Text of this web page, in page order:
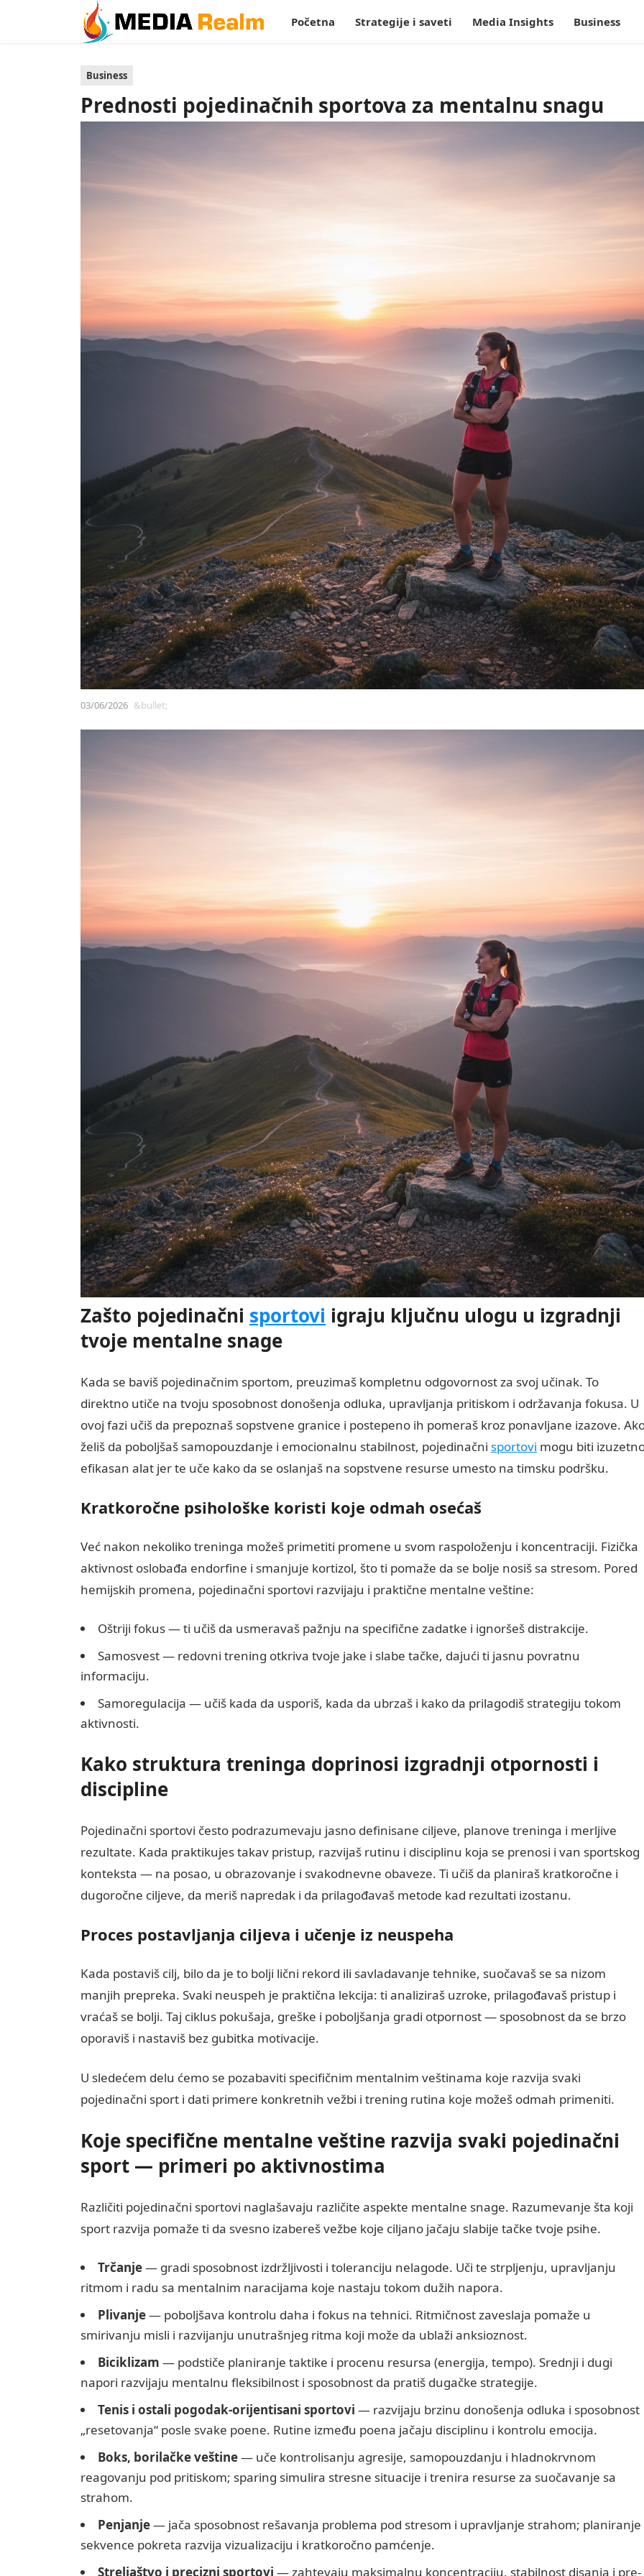
Početna Strategije i saveti Media Insights Business
Business
Prednosti pojedinačnih sportova za mentalnu snagu
03/06/2026 &bullet;
Zašto pojedinačni sportovi igraju ključnu ulogu u izgradnji
tvoje mentalne snage
Kada se baviš pojedinačnim sportom, preuzimaš kompletnu odgovornost za svoj učinak. To
direktno utiče na tvoju sposobnost donošenja odluka, upravljanja pritiskom i održavanja fokusa. U
ovoj fazi učiš da prepoznaš sopstvene granice i postepeno ih pomeraš kroz ponavljane izazove.
želiš da poboljšaš samopouzdanje i emocionalnu stabilnost, pojedinačni sportovi mogu biti
efikasan alat jer te uče kako da se oslanjaš na sopstvene resurse umesto na timsku podršku.
Kratkoročne psihološke koristi koje odmah osećaš
Već nakon nekoliko treninga možeš primetiti promene u svom raspoloženju i koncentraciji. Fizička
aktivnost oslobađa endorfine i smanjuje kortizol, što ti pomaže da se bolje nosiš sa stresom. Pored
hemijskih promena, pojedinačni sportovi razvijaju i praktične mentalne veštine:
Oštriji fokus — ti učiš da usmeravaš pažnju na specifične zadatke i ignoršeš distrakcije.
Samosvest — redovni trening otkriva tvoje jake i slabe tačke, dajući ti jasnu povratnu
informaciju.
Samoregulacija — učiš kada da usporiš, kada da ubrzaš i kako da prilagodiš strategiju tokom
aktivnosti.
Kako struktura treninga doprinosi izgradnji otpornosti i
discipline
Pojedinačni sportovi često podrazumevaju jasno definisane ciljeve, planove treninga i merljive
rezultate. Kada praktikujes takav pristup, razvijaš rutinu i disciplinu koja se prenosi i van sportskog
konteksta — na posao, u obrazovanje i svakodnevne obaveze. Ti učiš da planiraš kratkoročne i
dugoročne ciljeve, da meriš napredak i da prilagođavaš metode kad rezultati izostanu.
Proces postavljanja ciljeva i učenje iz neuspeha
Kada postaviš cilj, bilo da je to bolji lični rekord ili savladavanje tehnike, suočavaš se sa nizom
manjih prepreka. Svaki neuspeh je praktična lekcija: ti analiziraš uzroke, prilagođavaš pristup i
vraćaš se bolji. Taj ciklus pokušaja, greške i poboljšanja gradi otpornost — sposobnost da se brzo
oporaviš i nastaviš bez gubitka motivacije.
U sledećem delu ćemo se pozabaviti specifičnim mentalnim veštinama koje razvija svaki
pojedinačni sport i dati primere konkretnih vežbi i trening rutina koje možeš odmah primeniti.
Koje specifične mentalne veštine razvija svaki pojedinačni
sport — primeri po aktivnostima
Različiti pojedinačni sportovi naglašavaju različite aspekte mentalne snage. Razumevanje šta koji
sport razvija pomaže ti da svesno izabereš vežbe koje ciljano jačaju slabije tačke tvoje psihe.
Trčanje— gradi sposobnost izdržljivosti i toleranciju nelagode. Uči te strpljenju, upravljanju
ritmom i radu sa mentalnim naracijama koje nastaju tokom dužih napora.
Plivanje— poboljšava kontrolu daha i fokus na tehnici. Ritmičnost zaveslaja pomaže u
smirivanju misli i razvijanju unutrašnjeg ritma koji može da ublaži anksioznost.
Biciklizam — podstiče planiranje taktike i procenu resursa (energija, tempo). Srednji i dugi
napori razvijaju mentalnu fleksibilnost i sposobnost da pratiš dugačke strategije.
Tenis i ostali pogodak-orijentisani sportovi — razvijaju brzinu donošenja odluka i sposobnost
„resetovanja“ posle svake poene. Rutine između poena jačaju disciplinu i kontrolu emocija.
Boks, borilačke veštine— uče kontrolisanju agresije, samopouzdanju i hladnokrvnom
reagovanju pod pritiskom; sparing simulira stresne situacije i trenira resurse za suočavanje sa
strahom.
Penjanje— jača sposobnost rešavanja problema pod stresom i upravljanje strahom; planiranje
sekvence pokreta razvija vizualizaciju i kratkoročno pamćenje.
Streljaštvo i precizni sportovi — zahtevaju maksimalnu koncentraciju, stabilnost disanja i pre-